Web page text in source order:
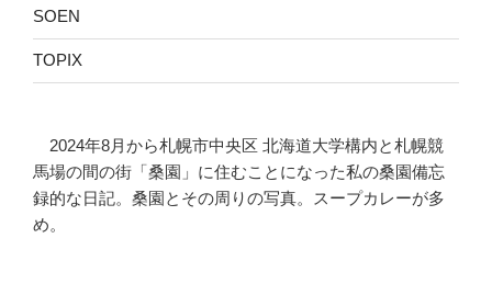
SOEN
TOPIX
2024年8月から札幌市中央区 北海道大学構内と札幌競
馬場の間の街「桑園」に住むことになった私の桑園備忘
録的な日記。桑園とその周りの写真。スープカレーが多
め。